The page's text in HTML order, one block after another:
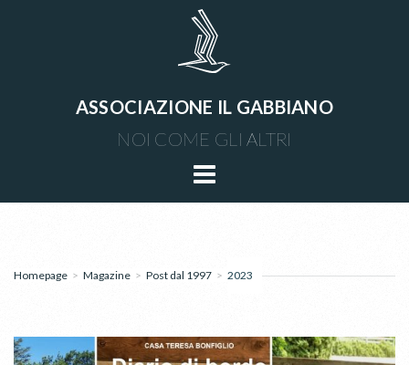
ASSOCIAZIONE IL GABBIANO
NOI COME GLI ALTRI
Homepage > Magazine > Post dal 1997 > 2023